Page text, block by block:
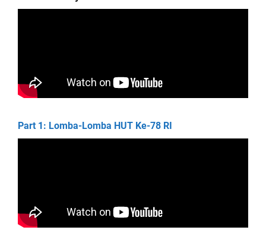
Part 1: Lomba-Lomba HUT Ke-78 RI